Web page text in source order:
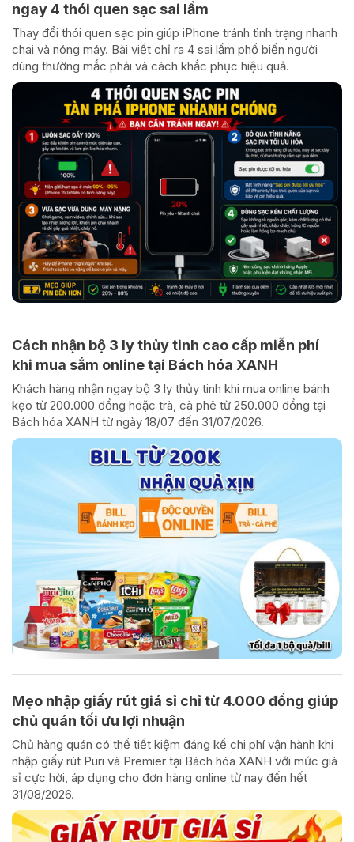
ngay 4 thói quen sạc sai lầm
Thay đổi thói quen sạc pin giúp iPhone tránh tình trạng nhanh
chai và nóng máy. Bài viết chỉ ra 4 sai lầm phổ biến người
dùng thường mắc phải và cách khắc phục hiệu quả.
Cách nhận bộ 3 ly thủy tinh cao cấp miễn phí
khi mua sắm online tại Bách hóa XANH
Khách hàng nhận ngay bộ 3 ly thủy tinh khi mua online bánh
kẹo từ 200.000 đồng hoặc trà, cà phê từ 250.000 đồng tại
Bách hóa XANH từ ngày 18/07 đến 31/07/2026.
Mẹo nhập giấy rút giá sỉ chỉ từ 4.000 đồng giúp
chủ quán tối ưu lợi nhuận
Chủ hàng quán có thể tiết kiệm đáng kể chi phí vận hành khi
nhập giấy rút Puri và Premier tại Bách hóa XANH với mức giá
sỉ cực hời, áp dụng cho đơn hàng online từ nay đến hết
31/08/2026.